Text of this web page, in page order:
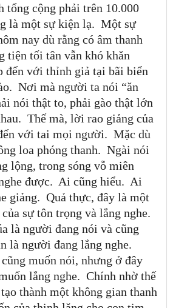
tổng cộng phải trên 10.000
là một sự kiện lạ. Một sự
nay dù rằng có âm thanh
tiện tối tân vẫn khó khăn
đến với thỉnh giả tại bãi biển
Nơi mà người ta nói “ăn
nói thật to, phải gào thật lớn
Thế mà, lời rao giảng của
với tai mọi người. Mặc dù
loa phóng thanh. Ngài nói
lộng, trong sóng vỗ miên
được. Ai cũng hiểu. Ai
giảng. Quả thực, đây là một
sự tôn trọng và lắng nghe.
là người đang nói và cũng
là người đang lắng nghe.
muốn nói, nhưng ở đây
lắng nghe. Chính nhờ thế
thành một không gian thanh